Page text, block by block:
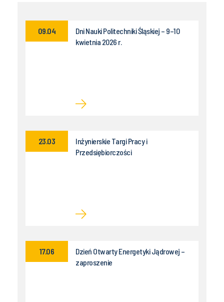
Dni Nauki Politechniki Śląskiej – 9–10
kwietnia 2026 r.
09.04
Inżynierskie Targi Pracy i
Przedsiębiorczości
23.03
Dzień Otwarty Energetyki Jądrowej –
zaproszenie
17.06